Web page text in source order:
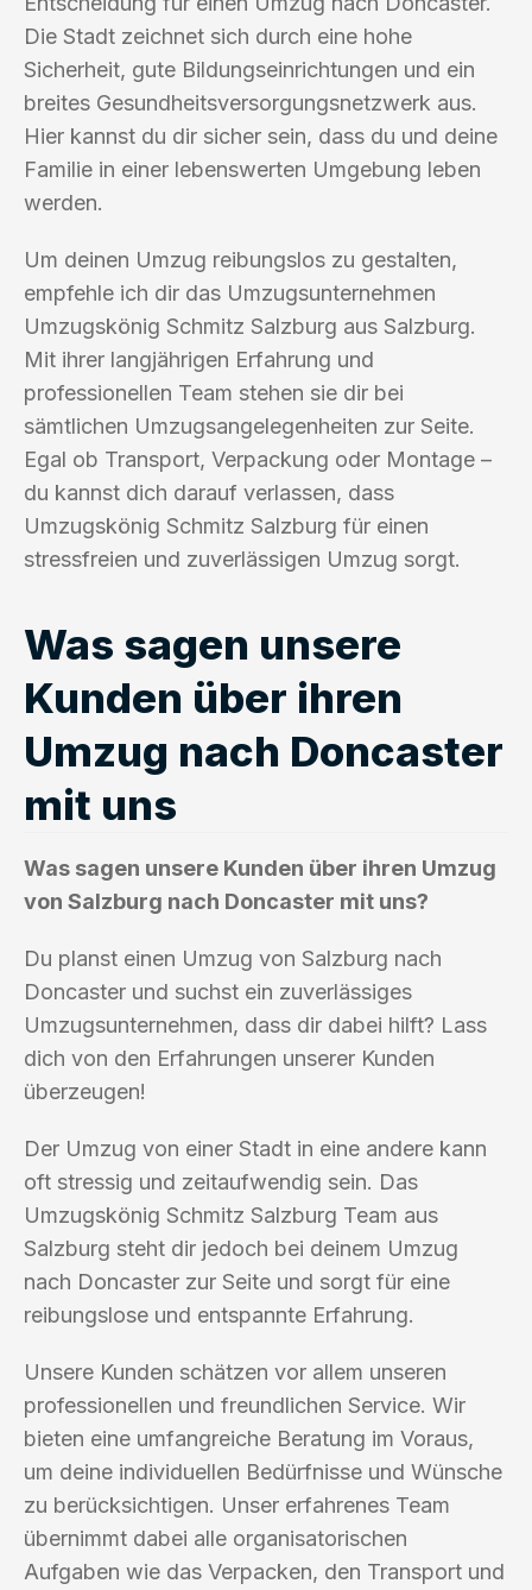
Die Stadt zeichnet sich durch eine hohe
Sicherheit, gute Bildungseinrichtungen und ein
breites Gesundheitsversorgungsnetzwerk aus.
Hier kannst du dir sicher sein, dass du und deine
Familie in einer lebenswerten Umgebung leben
werden.
Um deinen Umzug reibungslos zu gestalten,
empfehle ich dir das Umzugsunternehmen
Umzugskönig Schmitz Salzburg aus Salzburg.
Mit ihrer langjährigen Erfahrung und
professionellen Team stehen sie dir bei
sämtlichen Umzugsangelegenheiten zur Seite.
Egal ob Transport, Verpackung oder Montage –
du kannst dich darauf verlassen, dass
Umzugskönig Schmitz Salzburg für einen
stressfreien und zuverlässigen Umzug sorgt.
Was sagen unsere
Kunden über ihren
Umzug nach Doncaster
mit uns
Was sagen unsere Kunden über ihren Umzug
von Salzburg nach Doncaster mit uns?
Du planst einen Umzug von Salzburg nach
Doncaster und suchst ein zuverlässiges
Umzugsunternehmen, dass dir dabei hilft? Lass
dich von den Erfahrungen unserer Kunden
überzeugen!
Der Umzug von einer Stadt in eine andere kann
oft stressig und zeitaufwendig sein. Das
Umzugskönig Schmitz Salzburg Team aus
Salzburg steht dir jedoch bei deinem Umzug
nach Doncaster zur Seite und sorgt für eine
reibungslose und entspannte Erfahrung.
Unsere Kunden schätzen vor allem unseren
professionellen und freundlichen Service. Wir
bieten eine umfangreiche Beratung im Voraus,
um deine individuellen Bedürfnisse und Wünsche
zu berücksichtigen. Unser erfahrenes Team
übernimmt dabei alle organisatorischen
Aufgaben wie das Verpacken, den Transport und